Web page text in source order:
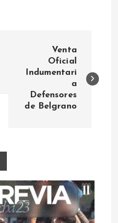
Venta
Oficial
Indumentari
a
Defensores
de Belgrano